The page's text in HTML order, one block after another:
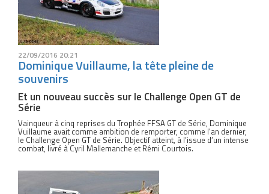
22/09/2016 20:21
Dominique Vuillaume, la tête pleine de
souvenirs
Et un nouveau succès sur le Challenge Open GT de
Série
Vainqueur à cinq reprises du Trophée FFSA GT de Série, Dominique
Vuillaume avait comme ambition de remporter, comme l'an dernier,
le Challenge Open GT de Série. Objectif atteint, à l’issue d’un intense
combat, livré à Cyril Mallemanche et Rémi Courtois.